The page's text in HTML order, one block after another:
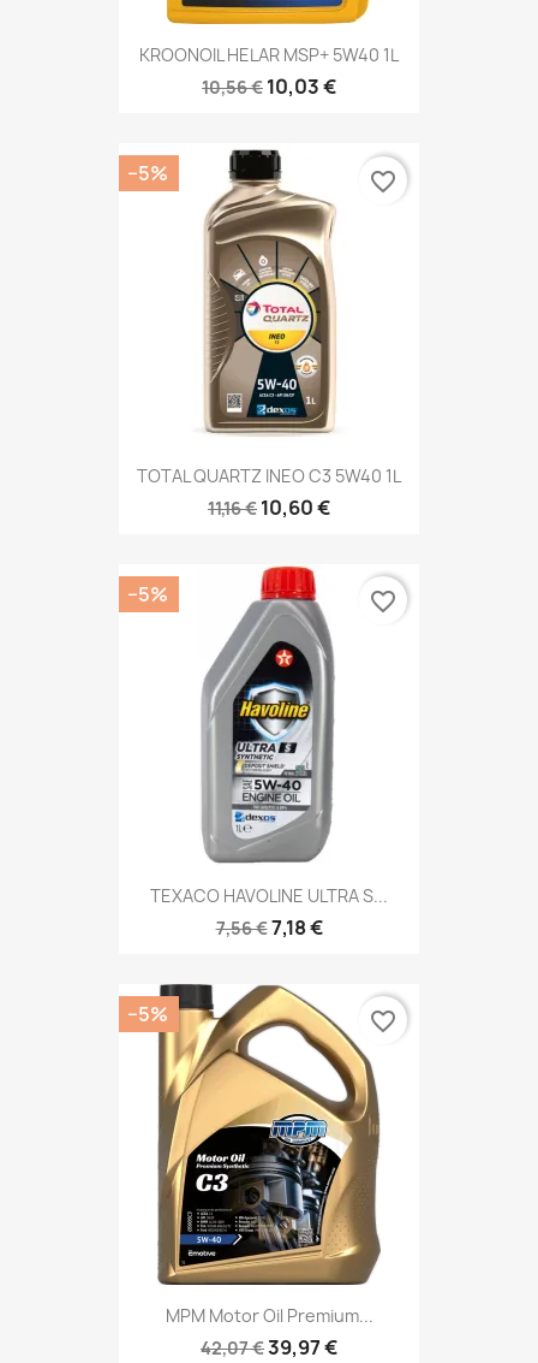
KROONOIL HELAR MSP+ 5W40 1L
10,56 € 10,03 €
TOTAL QUARTZ INEO C3 5W40 1L
11,16 € 10,60 €
−5% favorite_border
TEXACO HAVOLINE ULTRA S...
7,56 €7,18 €
−5% favorite_border
MPM Motor Oil Premium...
42,07 €39,97 €
−5% favorite_border